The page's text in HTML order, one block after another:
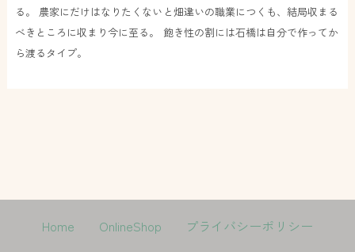
る。 農家にだけはなりたくないと畑違いの職業につくも、結局収まる
べきところに収まり今に至る。 飽き性の割には石橋は自分で作ってか
ら渡るタイプ。
Home OnlineShop
プライバシーポリシー